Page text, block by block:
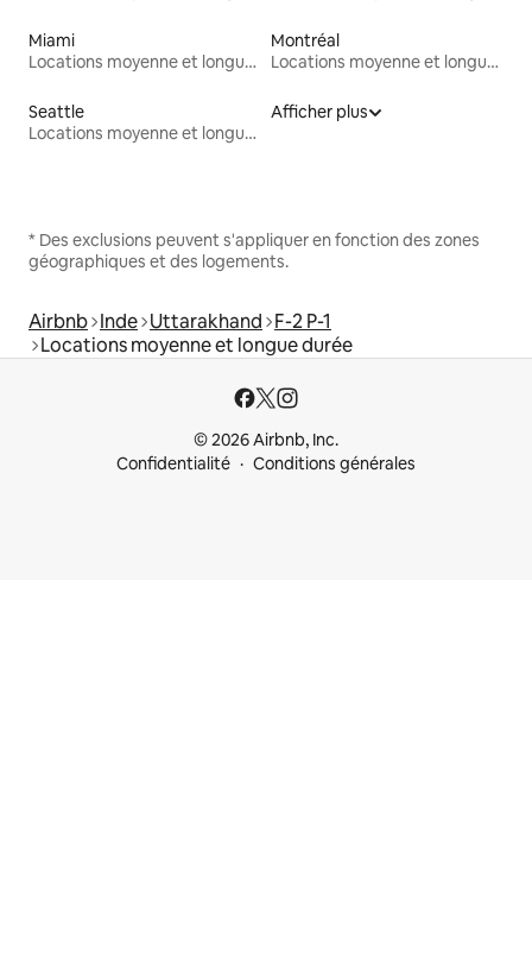
Miami
Locations moyenne et longue durée
Montréal
Locations moyenne et longue durée
Seattle
Locations moyenne et longue durée
Afficher plus
* Des exclusions peuvent s'appliquer en fonction des zones
géographiques et des logements.
Airbnb Inde Uttarakhand F-2 P-1
Locations moyenne et longue durée
© 2026 Airbnb, Inc.
Confidentialité
Conditions générales